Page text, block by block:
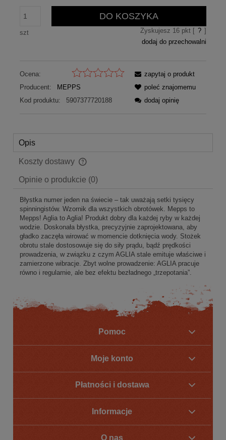
szt
DO KOSZYKA
Zyskujesz 16pkt [ ? ]
dodaj do przechowalni
Ocena:
Producent:
MEPPS
Kod produktu:
5907377720188
zapytaj o produkt
poleć znajomemu
dodaj opinię
Opis
Koszty dostawy
Cena nie zawiera ewentualnych kosztów płatności
Opinie o produkcie (0)
Błystka numer jeden na świecie – tak uważają setki tysięcy
spinningistów. Wzornik dla wszystkich obrotówek. Mepps to
Mepps! Aglia to Aglia! Produkt dobry dla każdej ryby w każdej
wodzie. Doskonała błystka, precyzyjnie zaprojektowana, aby
gładko zaczęła wirować w momencie dotknięcia wody. Stożek
obrotu stale dostosowuje się do siły prądu, bądź prędkości
prowadzenia, w związku z czym AGLIA stale emituje właściwe i
zamierzone wibracje. Zbyt wolne prowadzenie: AGLIA pracuje
równo i regularnie, ale bez efektu bezładnego „trzepotania”.
Pomoc
Moje konto
Płatności i dostawa
Informacje
O nas